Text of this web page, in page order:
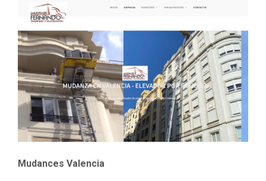
Mudances Valencia